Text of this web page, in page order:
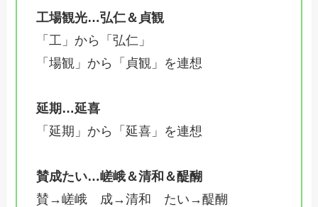
工場観光…弘仁＆貞観
「工」から「弘仁」
「場観」から「貞観」を連想
延期…延喜
「延期」から「延喜」を連想
賛成たい…嵯峨＆清和＆醍醐
賛→嵯峨 成→清和 たい→醍醐